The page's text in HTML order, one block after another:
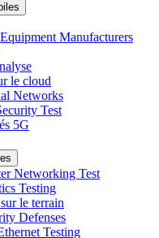
Manufacturers
le cloud
Networks
Test
5G
Networking Test
Testing
le terrain
Defenses
Testing